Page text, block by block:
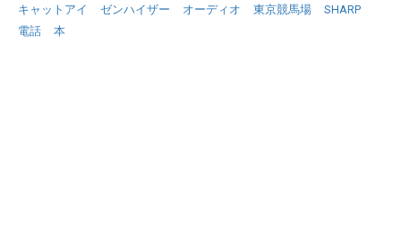
キャットアイ
ゼンハイザー オーディオ 東京競馬場
SHARP
電話
本